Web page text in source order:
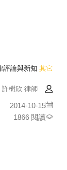
評論與新知 其它
許樹欣 律師
2014-10-15
1866 閱讀